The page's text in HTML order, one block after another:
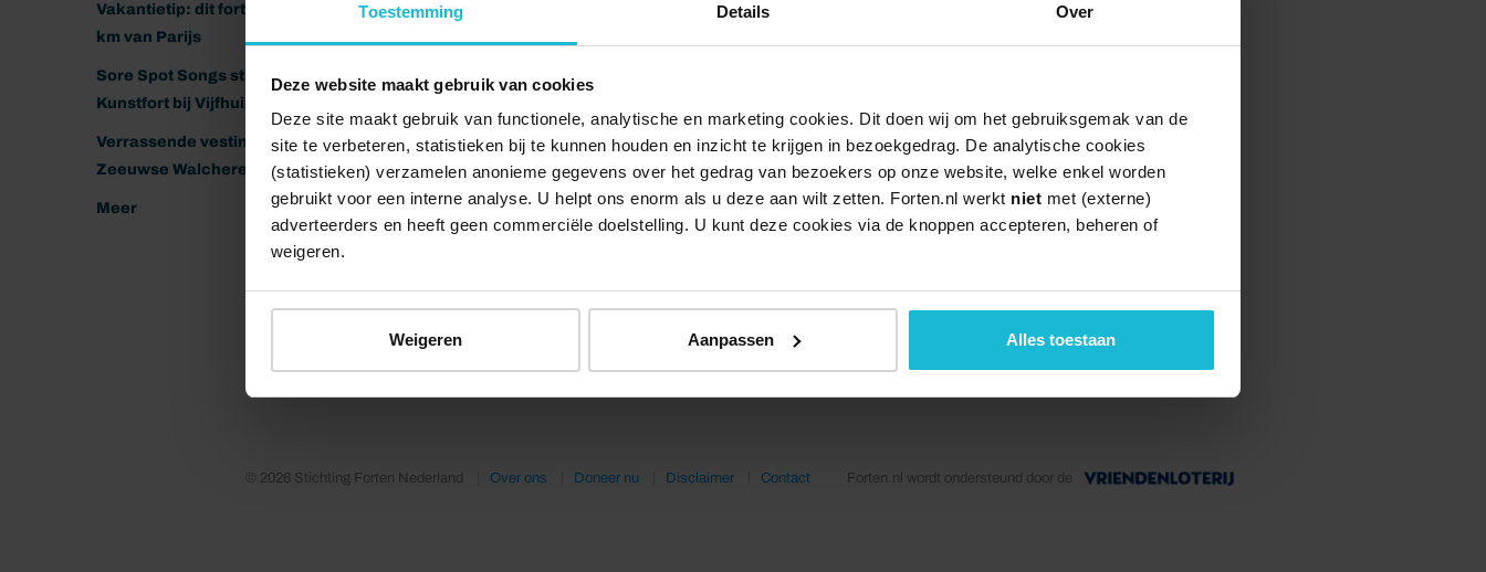
Toestemming Details Over
Deze website maakt gebruik van cookies
Deze site maakt gebruik van functionele, analytische en marketing cookies. Dit doen wij om het gebruiksgemak van de
site te verbeteren, statistieken bij te kunnen houden en inzicht te krijgen in bezoekgedrag. De analytische cookies
(statistieken) verzamelen anonieme gegevens over het gedrag van bezoekers op onze website, welke enkel worden
gebruikt voor een interne analyse. U helpt ons enorm als u deze aan wilt zetten. Forten.nl werkt niet met (externe)
adverteerders en heeft geen commerciële doelstelling. U kunt deze cookies via de knoppen accepteren, beheren of
weigeren.
Weigeren Aanpassen Alles toestaan
Vakantietip: dit fort ligt nog geen 20
km van Parijs
Sore Spot Songs strijkt neer op het
Kunstfort bij Vijfhuizen
Verrassende vestingen van het
Zeeuwse Walcheren
Meer
© 2026 Stichting Forten Nederland Over ons Doneer nu Disclaimer Contact Forten.nl wordt ondersteund door de